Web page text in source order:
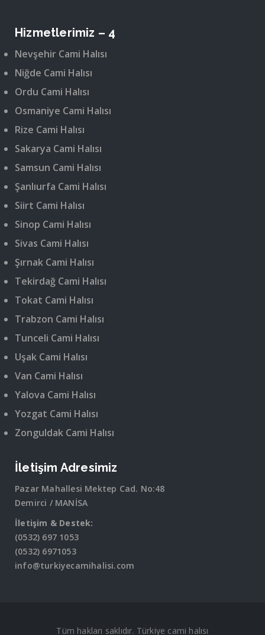
Hizmetlerimiz – 4
Nevşehir Cami Halısı
Niğde Cami Halısı
Ordu Cami Halısı
Osmaniye Cami Halısı
Rize Cami Halısı
Sakarya Cami Halısı
Samsun Cami Halısı
Şanlıurfa Cami Halısı
Siirt Cami Halısı
Sinop Cami Halısı
Sivas Cami Halısı
Şırnak Cami Halısı
Tekirdağ Cami Halısı
Tokat Cami Halısı
Trabzon Cami Halısı
Tunceli Cami Halısı
Uşak Cami Halısı
Van Cami Halısı
Yalova Cami Halısı
Yozgat Cami Halısı
Zonguldak Cami Halısı
İletişim Adresimiz
Pazar Mahallesi Mektep Cad. No:48
Demirci / MANİSA
İletişim & Destek:
(0532) 697 1053
(0532) 6971053
info@turkiyecamihalisi.com
Tüm hakları saklıdır. Türkiye cami halısı